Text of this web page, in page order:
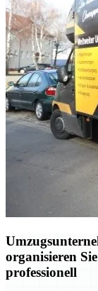
organisieren
professionell